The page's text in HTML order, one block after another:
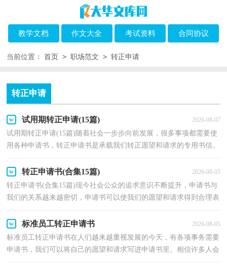
教学文档 作文大全 考试资料 合同协议
当前位置： 首页 > 职场范文 > 转正申请
转正申请
试用期转正申请(15篇) 2026-08-07
试用期转正申请(15篇)随着社会一步步向前发展，很多事项都需要使
用各种申请书，转正申请书是承载我们转正愿望和请求的专用书信。
转正申请书(合集15篇) 2026-08-05
转正申请书(合集15篇)现今社会公众的追求意识不断提升，申请书与
我们的关系越来越密切，申请书可以使我们的愿望和请求得到合理表
标准员工转正申请书 2026-08-05
标准员工转正申请书在人们越来越重视发展的今天，有各项事务需要
申请书，我们可以将自己的愿望和请求写进申请书里。相信许多人会